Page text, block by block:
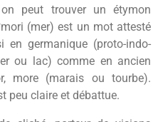
peut trouver un étymon
(mer) est un mot attesté
germanique (proto-indo-
ou lac) comme en ancien
more (marais ou tourbe).
peu claire et débattue.